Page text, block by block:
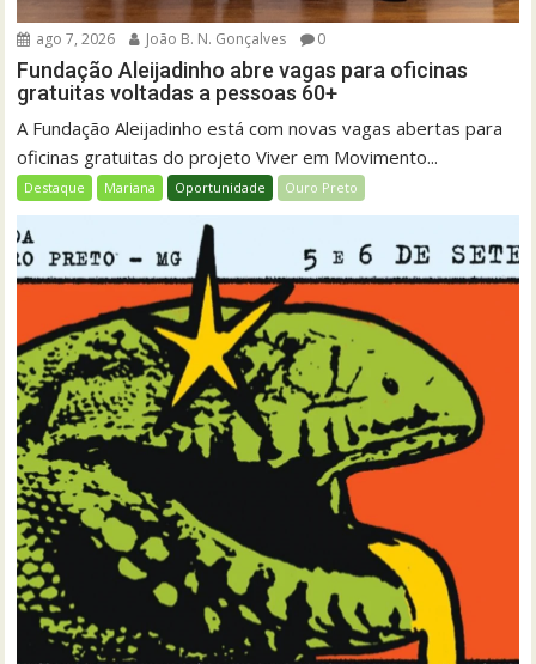
ago 7, 2026 João B. N. Gonçalves 0
Fundação Aleijadinho abre vagas para oficinas
gratuitas voltadas a pessoas 60+
A Fundação Aleijadinho está com novas vagas abertas para
oficinas gratuitas do projeto Viver em Movimento...
Destaque Mariana Oportunidade Ouro Preto